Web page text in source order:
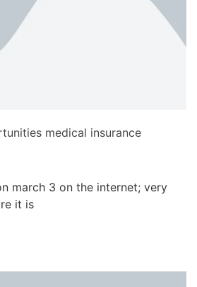
medical insurance
march 3 on the internet; very
it is